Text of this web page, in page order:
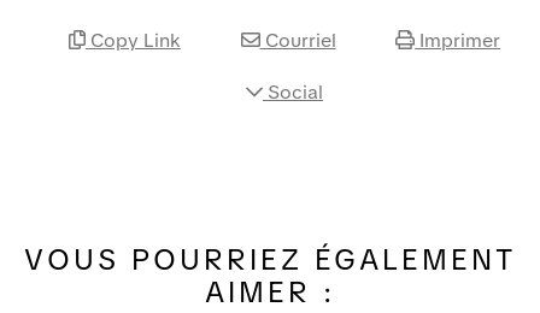
Copy Link Courriel Imprimer
Social
VOUS POURRIEZ ÉGALEMENT
AIMER :